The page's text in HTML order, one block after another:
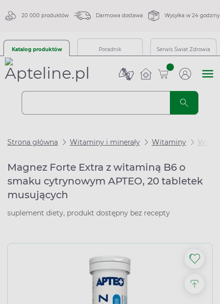
20 000 produktów Darmowa dostawa Wysyłka w 24 godziny
Katalog produktów Poradnik Serwis Świat Zdrowia
sztuk
Strona główna Witaminy i minerały Witaminy
Magnez Forte Extra z witaminą B6 o
smaku cytrynowym APTEO, 20 tabletek
musujących
suplement diety, produkt dostępny bez recepty